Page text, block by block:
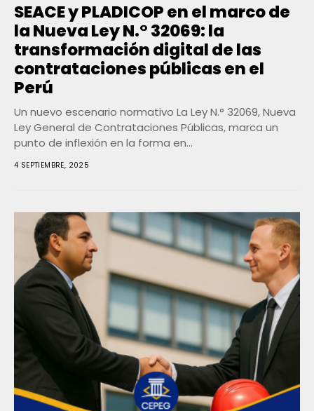
SEACE y PLADICOP en el marco de
la Nueva Ley N.° 32069: la
transformación digital de las
contrataciones públicas en el
Perú
Un nuevo escenario normativo La Ley N.° 32069, Nueva
Ley General de Contrataciones Públicas, marca un
punto de inflexión en la forma en...
4 SEPTIEMBRE, 2025